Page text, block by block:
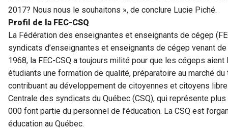
2017? Nous nous le souhaitons », de conclure Lucie Piché.
Profil de la FEC-CSQ
La Fédération des enseignantes et enseignants de cégep
syndicats d’enseignantes et enseignants de cégep venant
1968, la FEC-CSQ a toujours milité pour que les cégeps
étudiants une formation de qualité, préparatoire au marché du
contribuant au développement de citoyennes et citoyens
Centrale des syndicats du Québec (CSQ), qui représente
000 font partie du personnel de l’éducation. La CSQ est
éducation au Québec.